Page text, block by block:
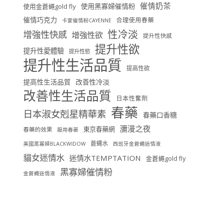
使用金蒼蠅gold fly 使用黑寡婦催情粉 催情奶茶
催情巧克力 卡宴催情粉CAYENNE 合理使用春藥
增強性快感 增強性欲 性冷淡 提升性快感
提升性愛體驗 提升性慾 提升性欲
提升性生活品質 提高性欲
提高性生活品質 改善性冷淡
改善性生活品質 日本性奮劑
日本淑女剋星精華素 春藥 春藥口香糖
春藥的效果 服用春藥 東京春藥網 瀰漫之夜
美國黑寡婦BLACKWIDOW 蒼蠅水 西班牙金蒼蠅迷情液
貓女迷情水 迷情水TEMPTATION 金蒼蠅gold fly
金蒼蠅迷情液 黑寡婦催情粉